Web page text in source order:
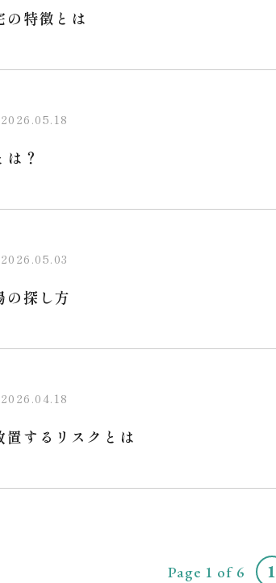
の特徴とは
2026.05.18
？
2026.05.03
の探し方
2026.04.18
置するリスクとは
Page 1 of 6 1